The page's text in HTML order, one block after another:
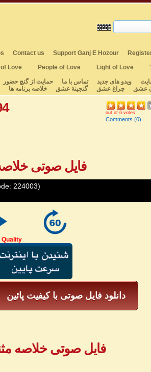
Contact us Support Ganj E Hozour
Love People of Love Light of Love
ویدو های جدید تماس با ما حمایت از گنچ حضور
عشق چراغ عشق گنجینهٔ عشق خلاصه برنامه ها
out of 6 votes
Comments (0)
فایل صوتی
224003)
Quality
دانلود فایل صوتی با کیفیت پائین
فایل صوتی خلاصه مثنوی -